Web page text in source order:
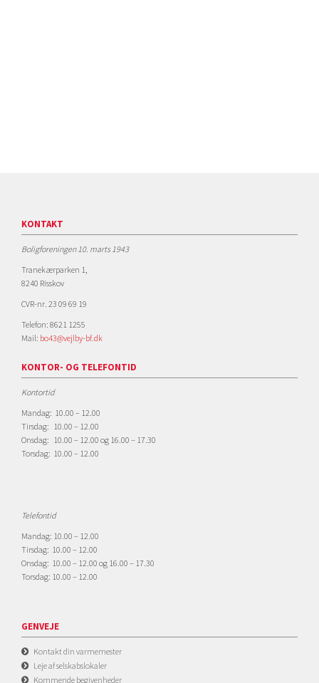
KONTAKT
Boligforeningen 10. marts 1943
Tranekærparken 1,
8240 Risskov
CVR-nr. 23 09 69 19
Telefon: 8621 1255
Mail: bo43@vejlby-bf.dk
KONTOR- OG TELEFONTID
Kontortid
Mandag: 10.00 – 12.00
Tirsdag: 10.00 – 12.00
Onsdag: 10.00 – 12.00 og 16.00 – 17.30
Torsdag: 10.00 – 12.00
Telefontid
Mandag: 10.00 – 12.00
Tirsdag: 10.00 – 12.00
Onsdag: 10.00 – 12.00 og 16.00 – 17.30
Torsdag: 10.00 – 12.00
GENVEJE
Kontakt din varmemester
Leje af selskabslokaler
Kommende begivenheder